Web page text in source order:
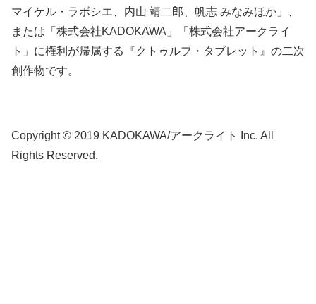
マイケル・ラボシエ、内山 靖二郎、帆志 みなみほか」、
または「株式会社KADOKAWA」「株式会社アークライ
ト」に権利が帰属する『クトゥルフ・タブレット』の二次
創作物です。
Copyright © 2019 KADOKAWA/アークライト Inc. All
Rights Reserved.